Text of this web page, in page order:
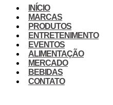
INÍCIO
MARCAS
PRODUTOS
ENTRETENIMENTO
EVENTOS
ALIMENTAÇÃO
MERCADO
BEBIDAS
CONTATO